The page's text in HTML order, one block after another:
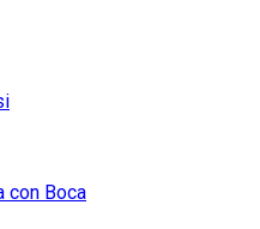
con Boca